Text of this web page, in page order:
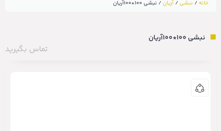
خانه / نبشی/آریان/ نبشی ۱۰۰*۱۰۰آریان
نبشی ۱۰۰*۱۰۰آریان
تماس بگیرید